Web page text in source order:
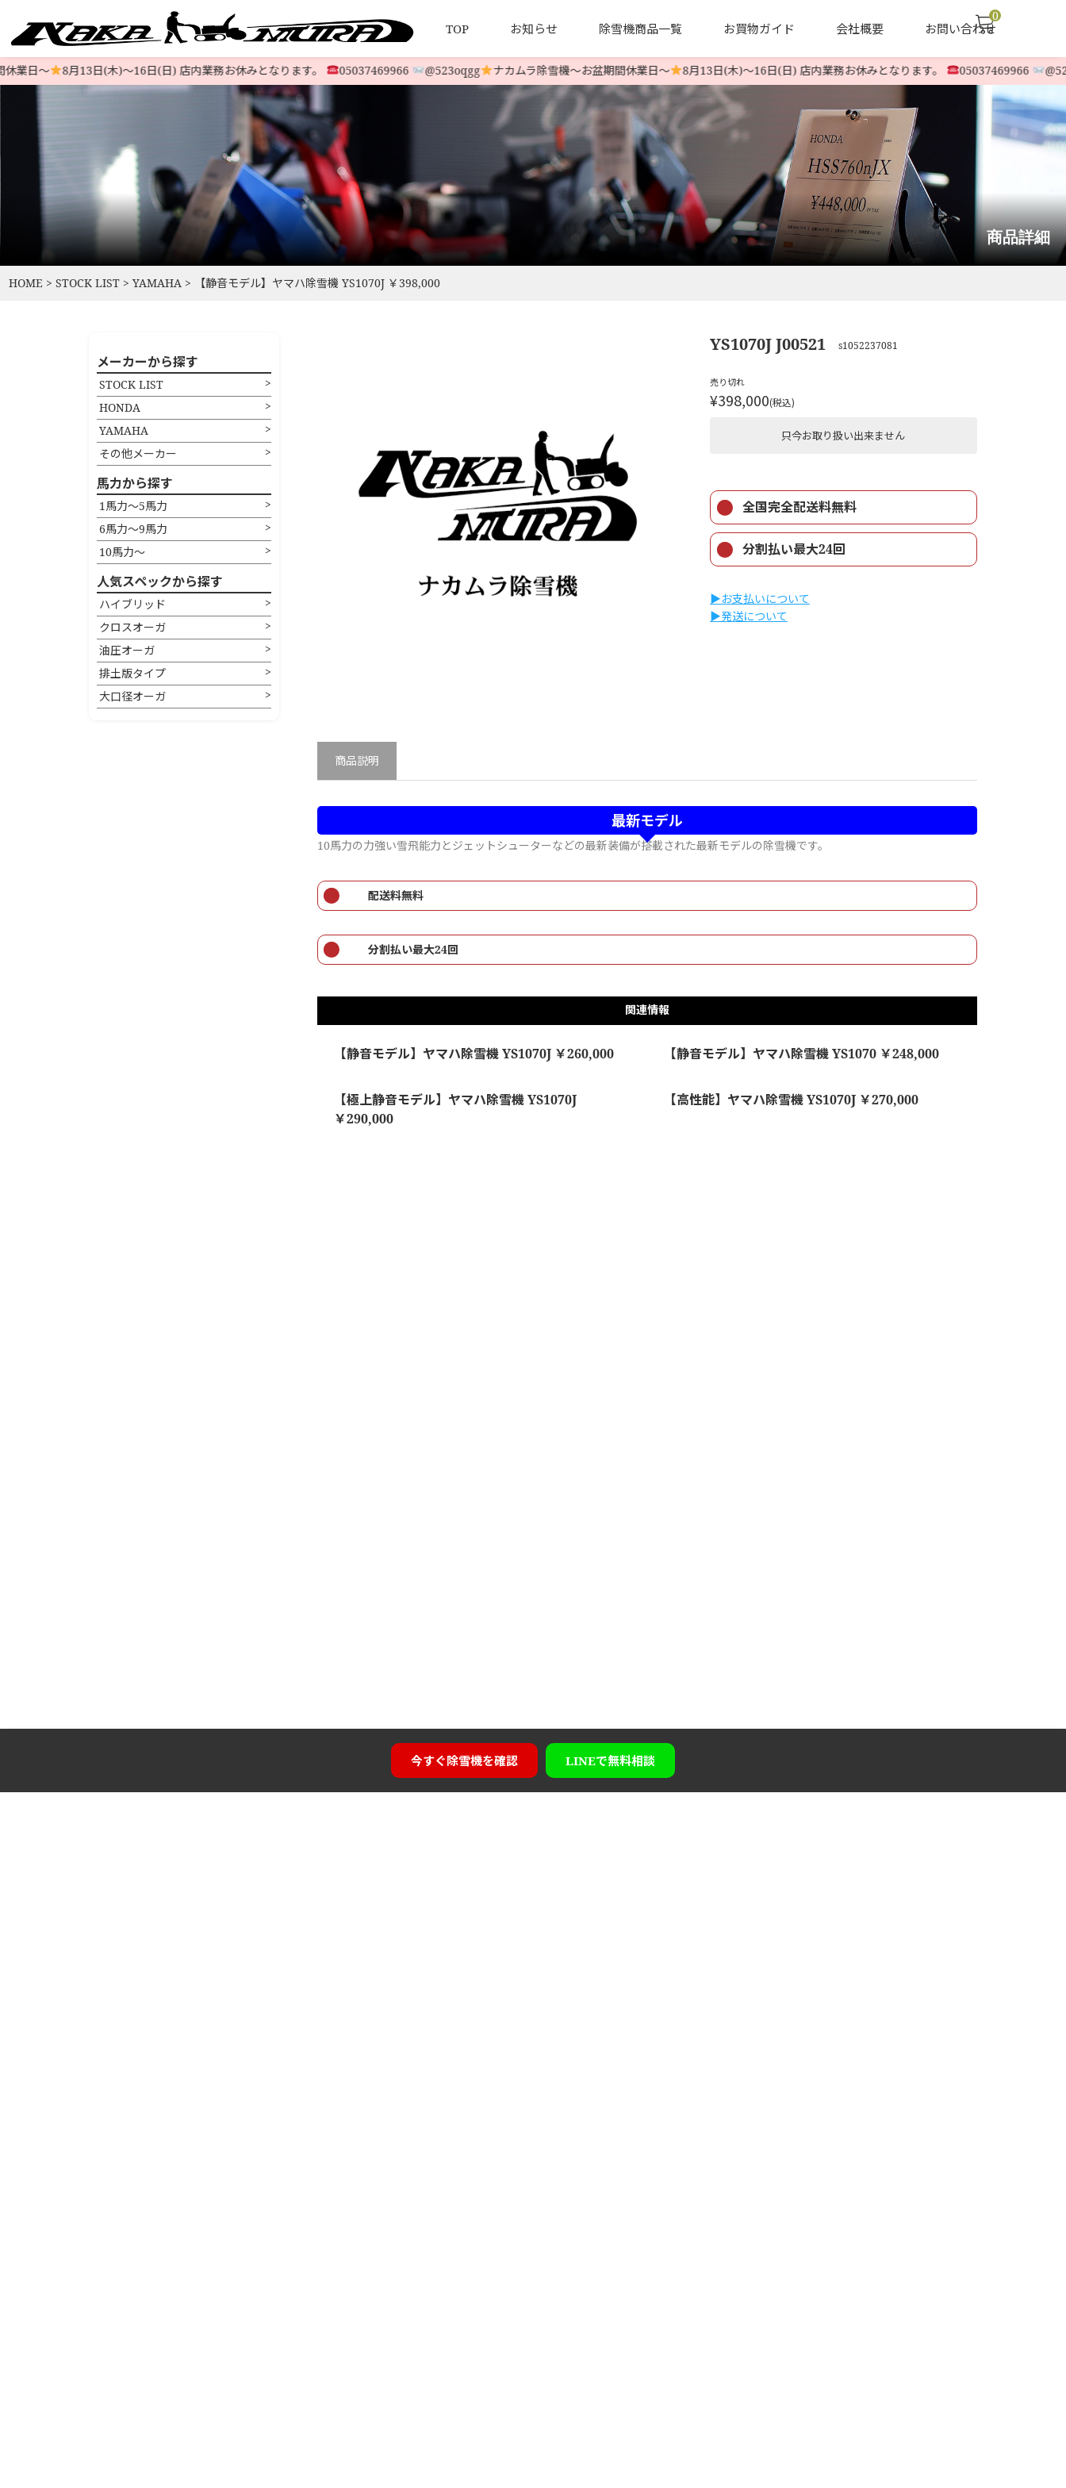
商品詳細
HOME >STOCK LIST >YAMAHA > 【静音モデル】ヤマハ除雪機 YS1070J ￥398,000
TOP お知らせ 除雪機商品一覧 お買物ガイド 会社概要 お問い合わせ
すべての中古除雪機
HONDA 中古除雪機
YAMAHA 中古除雪機
LINE-UP
ヤナセ他 中古除雪機
LINE-UP
注文方法 お支払いについて 発送について お客様の声
会社概要 特定商取引法とプライバシーポリシー
0
日〜 8月13日(木)〜16日(日) 店内業務お休みとなります。 05037469966 @523oqgg ナカムラ除雪機〜お盆期間休業日〜 8月13日(木)〜16日(日) 店内業務お休みとなります。 05037469966
YS1070J J00521 s1052237081
売り切れ
¥398,000(税込)
只今お取り扱い出来ません
全国完全配送料無料
分割払い最大24回
▶︎お支払いについて
▶︎発送について
商品説明
最新モデル
10馬力の力強い雪飛能力とジェットシューターなどの最新装備が搭載された最新モデルの除雪機です。
配送料無料
分割払い最大24回
関連情報
【静音モデル】ヤマハ除雪機 YS1070J ￥260,000 【静音モデル】ヤマハ除雪機 YS1070 ￥248,000
【極上静音モデル】ヤマハ除雪機 YS1070J
￥290,000
【高性能】ヤマハ除雪機 YS1070J ￥270,000
メーカーから探す
STOCK LIST
HONDA
YAMAHA
その他メーカー
馬力から探す
1馬力〜5馬力
6馬力〜9馬力
10馬力〜
人気スペックから探す
ハイブリッド
クロスオーガ
油圧オーガ
排土版タイプ
大口径オーガ
今すぐ除雪機を確認 LINEで無料相談